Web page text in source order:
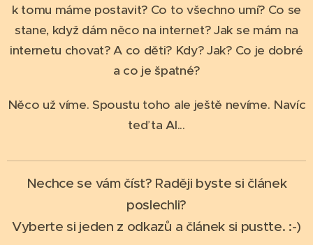
k tomu máme postavit? Co to všechno umí? Co se
stane, když dám něco na internet? Jak se mám na
internetu chovat? A co děti? Kdy? Jak? Co je dobré
a co je špatné?
Něco už víme. Spoustu toho ale ještě nevíme. Navíc
teď ta AI...
Nechce se vám číst? Raději byste si článek
poslechli?
Vyberte si jeden z odkazů a článek si pusťte. :-)